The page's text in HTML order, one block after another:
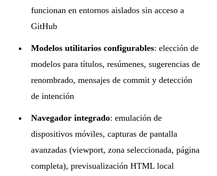
funcionan en entornos aislados sin acceso a
GitHub
Modelos utilitarios configurables: elección de
modelos para títulos, resúmenes, sugerencias de
renombrado, mensajes de commit y detección
de intención
Navegador integrado: emulación de
dispositivos móviles, capturas de pantalla
avanzadas (viewport, zona seleccionada, página
completa), previsualización HTML local